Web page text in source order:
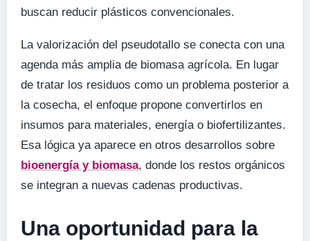
buscan reducir plásticos convencionales.
La valorización del pseudotallo se conecta con una
agenda más amplia de biomasa agrícola. En lugar
de tratar los residuos como un problema posterior a
la cosecha, el enfoque propone convertirlos en
insumos para materiales, energía o biofertilizantes.
Esa lógica ya aparece en otros desarrollos sobre
bioenergía y biomasa, donde los restos orgánicos
se integran a nuevas cadenas productivas.
Una oportunidad para la